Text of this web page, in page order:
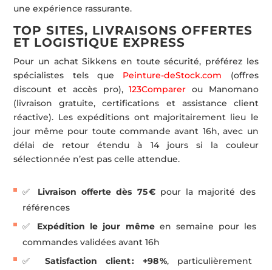
une expérience rassurante.
TOP SITES, LIVRAISONS OFFERTES
ET LOGISTIQUE EXPRESS
Pour un achat Sikkens en toute sécurité, préférez les
spécialistes tels que Peinture-deStock.com (offres
discount et accès pro),123Comparer ou Manomano
(livraison gratuite, certifications et assistance client
réactive). Les expéditions ont majoritairement lieu le
jour même pour toute commande avant 16h, avec un
délai de retour étendu à 14 jours si la couleur
sélectionnée n’est pas celle attendue.
✅ Livraison offerte dès 75 €pour la majorité des
références
✅ Expédition le jour mêmeen semaine pour les
commandes validées avant 16h
✅ Satisfaction client : +98 %, particulièrement